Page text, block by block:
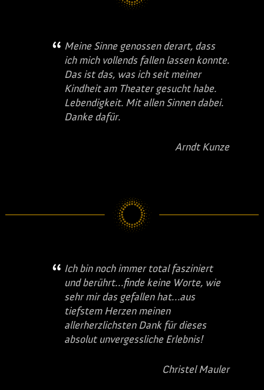
Meine Sinne genossen derart, dass
ich mich vollends fallen lassen konnte.
Das ist das, was ich seit meiner
Kindheit am Theater gesucht habe.
Lebendigkeit. Mit allen Sinnen dabei.
Danke dafür.
Arndt Kunze
Ich bin noch immer total fasziniert
und berührt…finde keine Worte, wie
sehr mir das gefallen hat…aus
tiefstem Herzen meinen
allerherzlichsten Dank für dieses
absolut unvergessliche Erlebnis!
Christel Mauler